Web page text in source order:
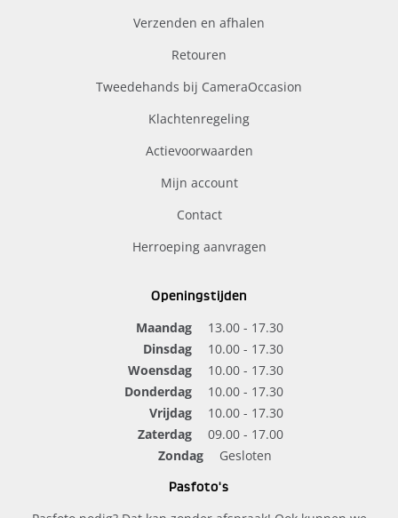
Verzenden en afhalen
Retouren
Tweedehands bij CameraOccasion
Klachtenregeling
Actievoorwaarden
Mijn account
Contact
Herroeping aanvragen
Openingstijden
Maandag
13.00 - 17.30
Dinsdag
10.00 - 17.30
Woensdag
10.00 - 17.30
Donderdag
10.00 - 17.30
Vrijdag
10.00 - 17.30
Zaterdag
09.00 - 17.00
Zondag
Gesloten
Pasfoto's